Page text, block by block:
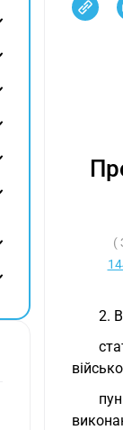
(
2.